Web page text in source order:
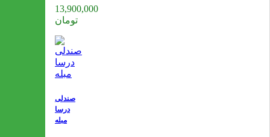
13,900,000
تومان
صندلی
درسا
مبله